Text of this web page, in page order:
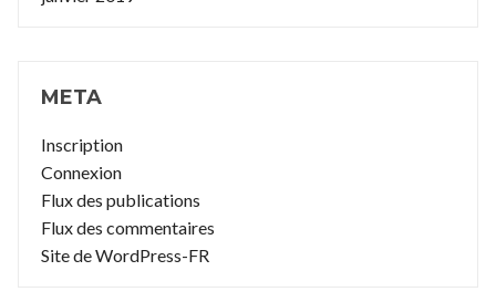
META
Inscription
Connexion
Flux des publications
Flux des commentaires
Site de WordPress-FR